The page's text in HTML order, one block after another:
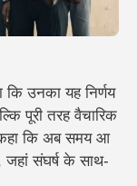
कि उनका यह निर्णय
पूरी तरह वैचारिक
कहा कि अब समय आ
जहां संघर्ष के साथ-